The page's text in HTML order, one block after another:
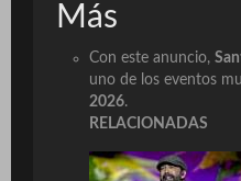
Más
Con este anuncio,
uno de los eventos
2026.
RELACIONADAS